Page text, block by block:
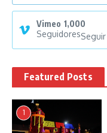
Vimeo 1,000
SeguidoresSeguir
Featured Posts
1